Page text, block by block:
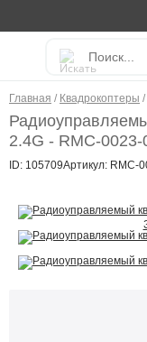
Главная / Квадрокоптеры /
2.4G - RMC-0023-
ID: 105709Артикул: RMC-